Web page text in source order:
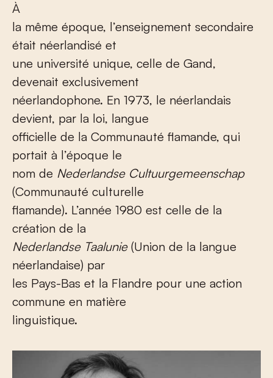
À
la même époque, l’enseignement secondaire
était néerlandisé et
une université unique, celle de Gand,
devenait exclusivement
néerlandophone. En 1973, le néerlandais
devient, par la loi, langue
officielle de la Communauté flamande, qui
portait à l’époque le
nom de Nederlandse Cultuurgemeenschap
(Communauté culturelle
flamande). L’année 1980 est celle de la
création de la
Nederlandse Taalunie(Union de la langue
néerlandaise) par
les Pays-Bas et la Flandre pour une action
commune en matière
linguistique.